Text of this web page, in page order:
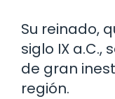
Su reinado,
siglo IX a.C.,
de gran
región.